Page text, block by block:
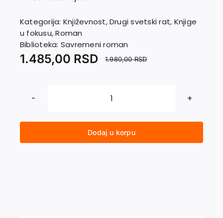
EU PROJEKTI
Kontakt
Kategorija: Književnost,Drugi svetski rat, Knjige
u fokusu,Roman
Biblioteka: Savremeni roman
1.980,00RSD
1.485,00 RSD
ANĐEO
količina
Dodaj u korpu